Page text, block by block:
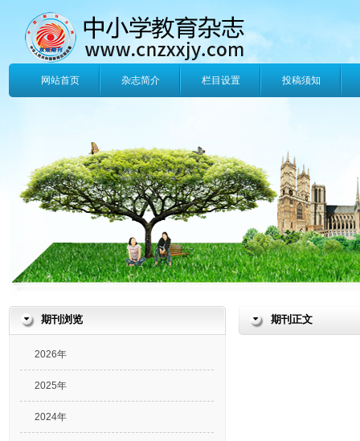
网站首页 杂志简介 栏目设置 投稿须知
期刊浏览
2026年
2025年
2024年
期刊正文